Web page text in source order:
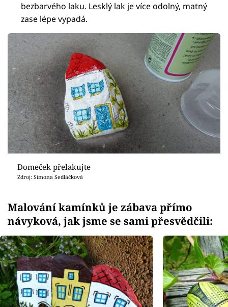
bezbarvého laku. Lesklý lak je více odolný, matný
zase lépe vypadá.
Domeček přelakujte
Zdroj: Simona Sedláčková
Malování kamínků je zábava přímo
návyková, jak jsme se sami přesvědčili: